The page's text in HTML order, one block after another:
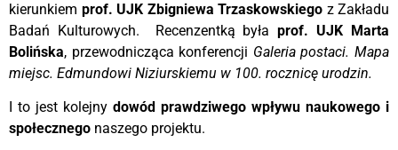
kierunkiem prof. UJK Zbigniewa Trzaskowskiego z Zakładu
Badań Kulturowych. Recenzentką byłaprof. UJK Marta
Bolińska, przewodnicząca konferencji Galeria postaci. Mapa
miejsc. Edmundowi Niziurskiemu w 100. rocznicę urodzin.
I to jest kolejny dowód prawdziwego wpływu naukowego i
społecznego naszego projektu.